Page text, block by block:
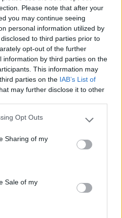
Please note that after your
you may continue seeing
personal information utilized by
to third parties prior to
opt-out of the further
information by third parties on the
This information may
parties on the IAB’s List of
may further disclose it to other
app uses one or more Google
behaviour. You may click to
purposes in below Google
Opt Outs
Sharing of my
Sale of my
come stivaggio.
più spaziosi in zona giorno,
aveva il letto basculante
di lunghezza in più) ma per le
ci va benissimo.
alle 11:46:37
12:57:44
quello a destra di quello della piccola
interno se ne trova parecchio. Anche